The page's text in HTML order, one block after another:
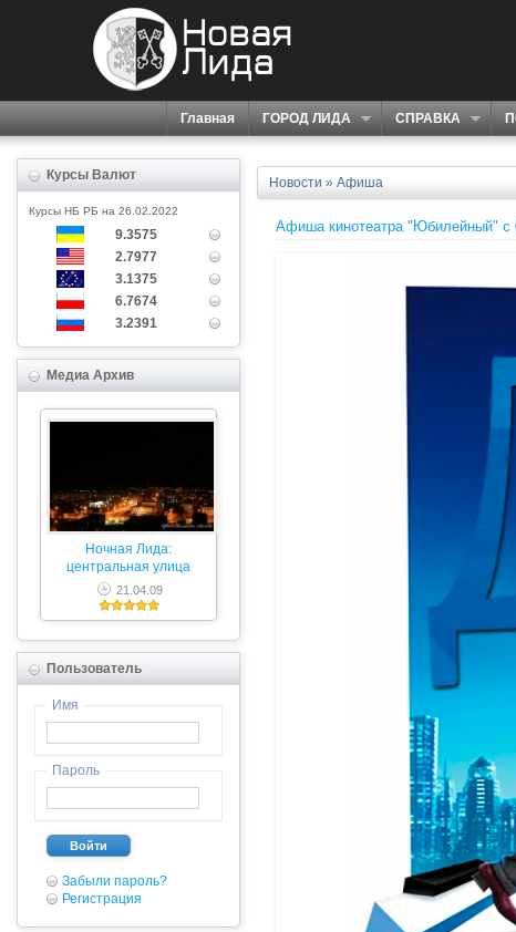
Главная ГОРОД ЛИДА СПРАВКА
Курсы Валют
Курсы НБ РБ на 26.02.2022
9.3575
2.7977
3.1375
6.7674
3.2391
Медиа Архив
Ночная Лида:
центральная улица
21.04.09
Пользователь
Имя
Пароль
Войти
Забыли пароль?
Регистрация
Новости » Афиша
Афиша кинотеатра "Юбилейный" c